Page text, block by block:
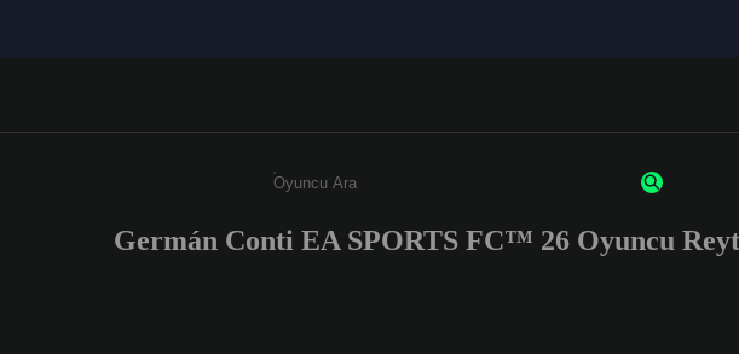
Enter a minimum of 3 characters or numbers
Germán Conti EA SPORTS FC™ 26 Oyuncu